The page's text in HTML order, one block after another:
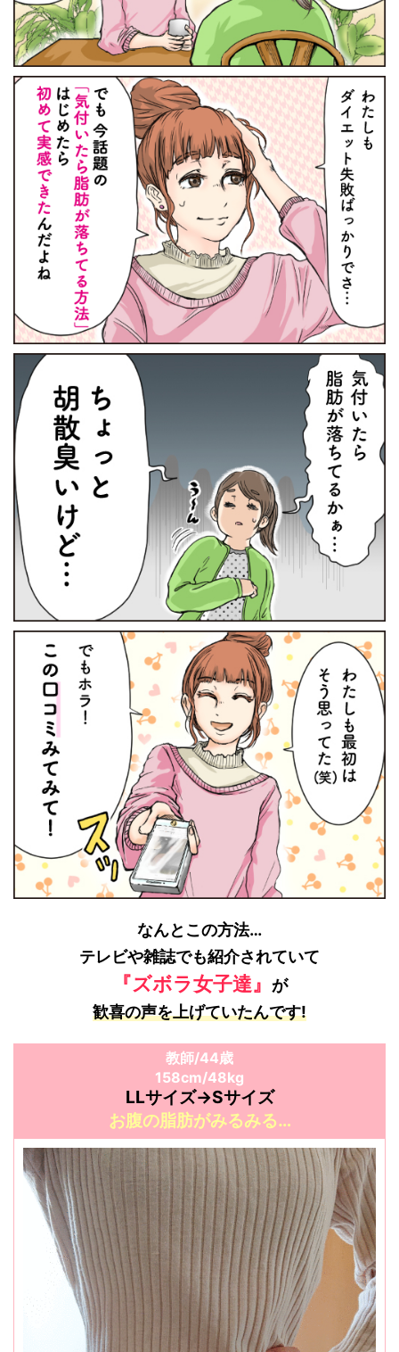
なんとこの方法…
テレビや雑誌でも紹介されていて
『ズボラ女子達』
が
歓喜の声を上げていたんです!
教師/44歳
158cm/48kg
LLサイズ→Sサイズ
お腹の脂肪がみるみる…